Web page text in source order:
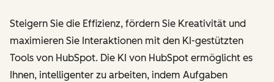
Steigern Sie die Effizienz, fördern Sie Kreativität und
maximieren Sie Interaktionen mit den KI-gestützten
Tools von HubSpot. Die KI von HubSpot ermöglicht es
Ihnen, intelligenter zu arbeiten, indem Aufgaben